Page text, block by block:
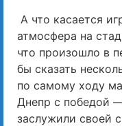
А что касается
атмосфера на
что произошло в
бы сказать
по самому ходу
Днепр с победой
заслужили своей